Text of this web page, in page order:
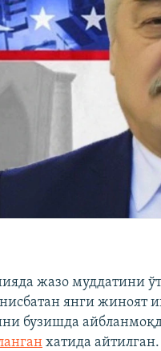
жазо муддатини
янги
бузишда
хатида айтилган.